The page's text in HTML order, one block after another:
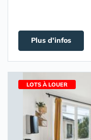
Plus d'infos
LOTS À LOUER